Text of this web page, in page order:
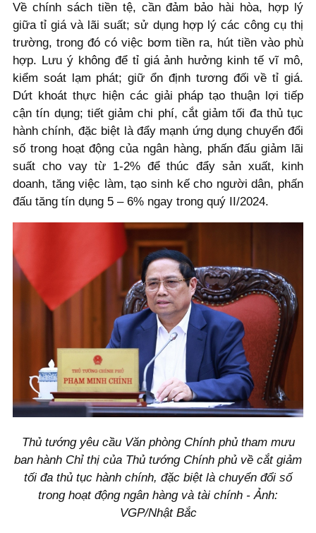
Về chính sách tiền tệ, cần đảm bảo hài hòa, hợp lý
giữa tỉ giá và lãi suất; sử dụng hợp lý các công cụ thị
trường, trong đó có việc bơm tiền ra, hút tiền vào phù
hợp. Lưu ý không để tỉ giá ảnh hưởng kinh tế vĩ mô,
kiểm soát lạm phát; giữ ổn định tương đối về tỉ giá.
Dứt khoát thực hiện các giải pháp tạo thuận lợi tiếp
cận tín dụng; tiết giảm chi phí, cắt giảm tối đa thủ tục
hành chính, đặc biệt là đẩy mạnh ứng dụng chuyển đổi
số trong hoạt động của ngân hàng, phấn đấu giảm lãi
suất cho vay từ 1-2% để thúc đẩy sản xuất, kinh
doanh, tăng việc làm, tạo sinh kế cho người dân, phấn
đấu tăng tín dụng 5 – 6% ngay trong quý II/2024.
Thủ tướng yêu cầu Văn phòng Chính phủ tham mưu
ban hành Chỉ thị của Thủ tướng Chính phủ về cắt giảm
tối đa thủ tục hành chính, đặc biệt là chuyển đổi số
trong hoạt động ngân hàng và tài chính - Ảnh:
VGP/Nhật Bắc